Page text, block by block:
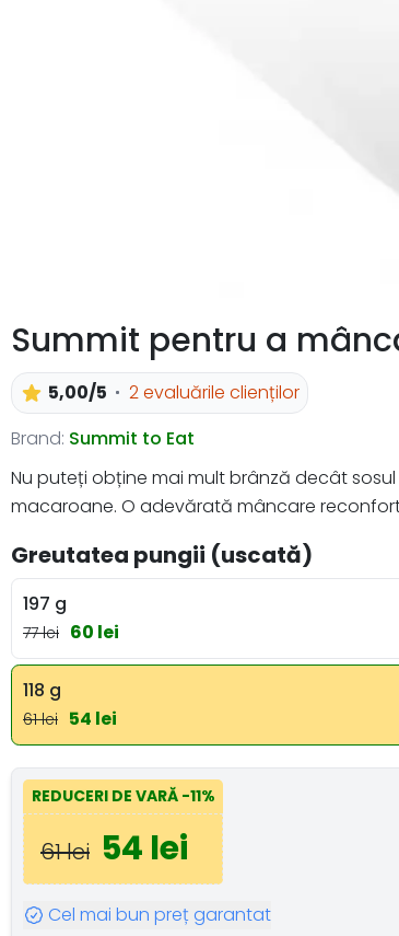
Summit pentru a
5,00/5
2 evaluările clienților
Brand: Summit to Eat
Nu puteți obține mai mult brânză decât
macaroane. O adevărată mâncare
Greutatea pungii (uscată)
197 g
77 lei 60 lei
118 g
61 lei 54 lei
REDUCERI DE VARĂ -11%
61 lei 54 lei
Cel mai bun preț garantat